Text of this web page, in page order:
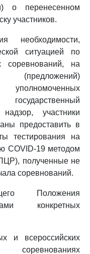
о перенесенном
участников.
необходимости,
ситуацией по
соревнований, на
(предложений)
уполномоченных
надзор, участники
предоставить в
тестирования на
COVID-19 методом
полученные не
соревнований.
Положения
конкретных
и всероссийских
соревнованиях